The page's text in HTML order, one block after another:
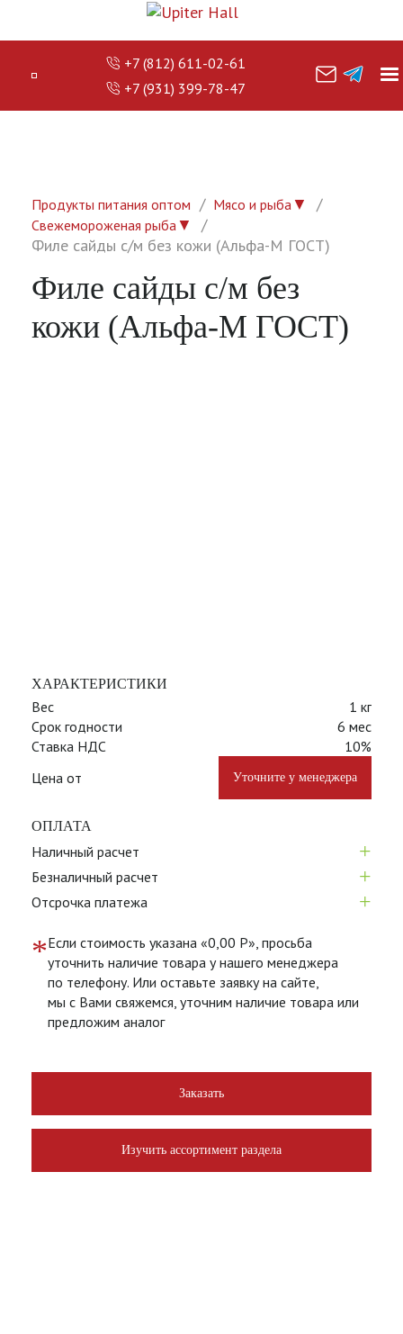
+7 (812) 611-02-61
+7 (931) 399-78-47
Продукты питания оптом Мясо и рыба▼
Свежемороженая рыба▼
Филе сайды с/м без кожи (Альфа-М ГОСТ)
Филе сайды с/м без
кожи (Альфа-М ГОСТ)
ХАРАКТЕРИСТИКИ
Вес
1 кг
Срок годности
6 мес
Ставка НДС
10%
Цена от
Уточните у менеджера
ОПЛАТА
Наличный расчет +
Безналичный расчет +
Отсрочка платежа +
*Если стоимость указана «0,00 Р», просьба
уточнить наличие товара у нашего менеджера
по телефону. Или оставьте заявку на сайте,
мы с Вами свяжемся, уточним наличие товара или
предложим аналог
Заказать
Изучить ассортимент раздела